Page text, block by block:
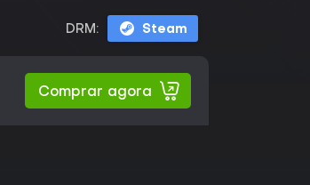
DRM: Steam
Comprar agora